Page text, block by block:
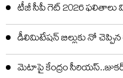
టీజీ సీపీ గెట్ 2026 ఫలితాలు
డీలిమిటేషన్ బిల్లుకు నో
మెటాపై కేంద్రం